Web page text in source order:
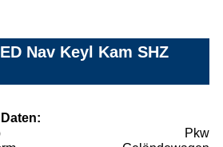
Nav Keyl Kam SHZ
Pkw